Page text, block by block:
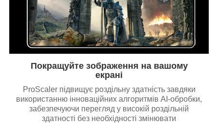
Покращуйте зображення на вашому
екрані
ProScaler підвищує роздільну здатність завдяки
використанню інноваційних алгоритмів AI-обробки,
забезпечуючи перегляд у високій роздільній
здатності без необхідності змінювати